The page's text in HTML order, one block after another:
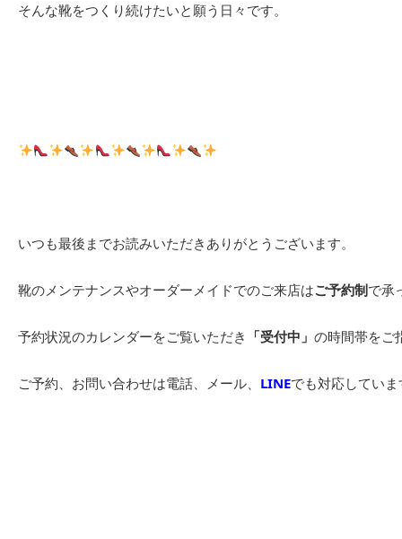
そんな靴をつくり続けたいと願う日々です。
いつも最後までお読みいただきありがとうございます。
靴のメンテナンスやオーダーメイドでのご来店はご予約制で承
予約状況のカレンダーをご覧いただき 「受付中」 の時間帯をご
ご予約、お問い合わせは電話、メール、 LINEでも対応していま